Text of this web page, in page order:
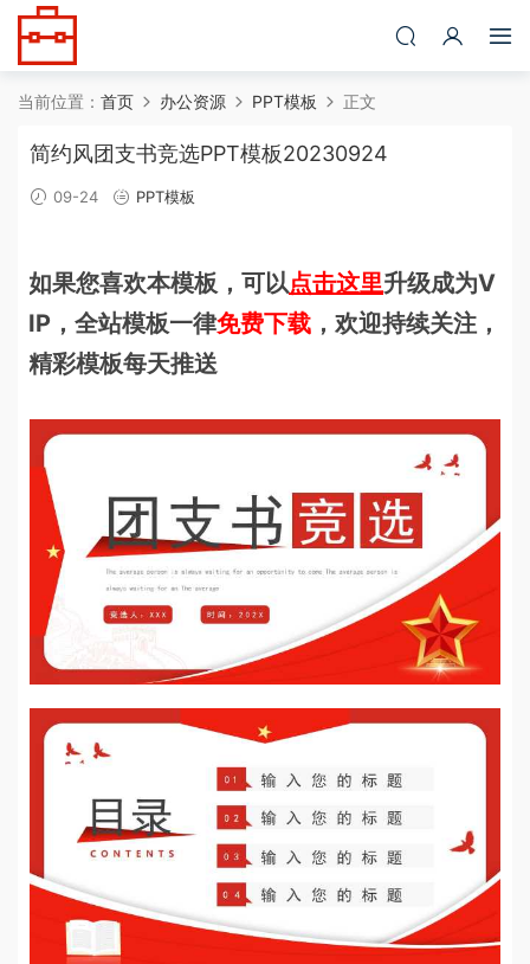
当前位置： 首页 办公资源 PPT模板 正文
简约风团支书竞选PPT模板20230924
09-24 PPT模板
如果您喜欢本模板，可以点击这里升级成为V
IP，全站模板一律免费下载 ，欢迎持续关注，
精彩模板每天推送